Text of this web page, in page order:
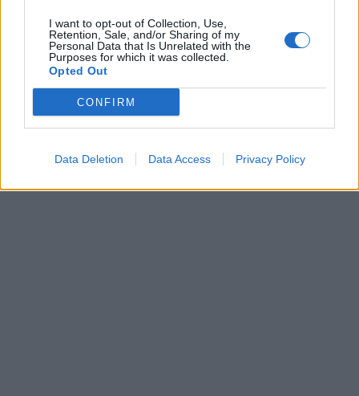
I want to opt-out of Collection, Use,
Retention, Sale, and/or Sharing of my
Personal Data that Is Unrelated with the
Purposes for which it was collected.
Opted Out
CONFIRM
Data Deletion Data Access Privacy Policy